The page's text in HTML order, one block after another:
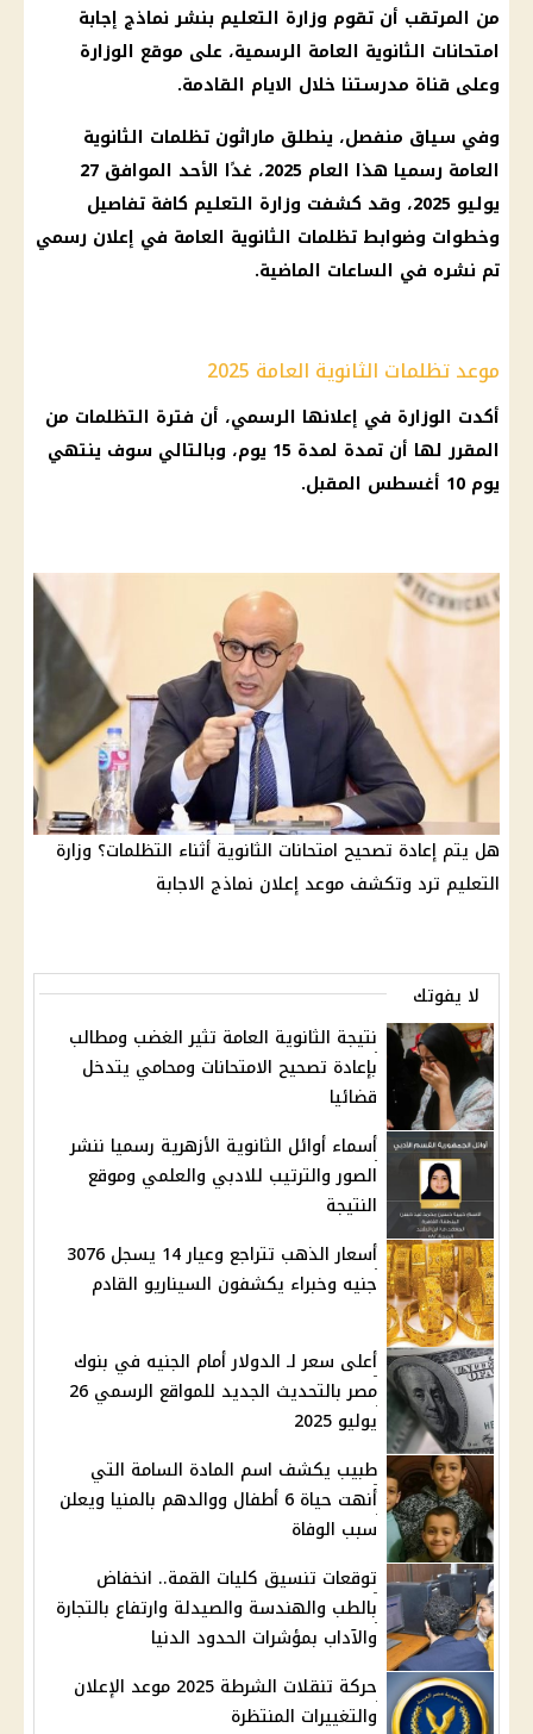
من المرتقب أن تقوم وزارة التعليم بنشر نماذج إجابة
امتحانات الثانوية العامة الرسمية، على موقع الوزارة
وعلى قناة مدرستنا خلال الايام القادمة.
وفي سياق منفصل، ينطلق ماراثون تظلمات الثانوية
العامة
رسميا هذا العام 2025، غدًا الأحد الموافق 27
يوليو 2025، وقد كشفت وزارة
التعليم كافة تفاصيل
وخطوات وضوابط تظلمات الثانوية العامة في إعلان رسمي
تم نشره في الساعات الماضية.
موعد تظلمات الثانوية العامة 2025
أكدت الوزارة في إعلانها الرسمي، أن فترة التظلمات من
المقرر لها أن تمدة لمدة 15 يوم، وبالتالي سوف ينتهي
يوم 10 أغسطس المقبل.
هل يتم إعادة تصحيح امتحانات الثانوية أثناء التظلمات؟ وزارة
التعليم ترد وتكشف موعد إعلان نماذج الاجابة
لا يفوتك
نتيجة الثانوية العامة تثير الغضب ومطالب
بإعادة تصحيح الامتحانات ومحامي يتدخل
قضائيا
أسماء أوائل الثانوية الأزهرية رسميا ننشر
الصور والترتيب للادبي والعلمي وموقع
النتيجة
أسعار الذهب تتراجع وعيار 14 يسجل 3076
جنيه وخبراء يكشفون السيناريو القادم
أعلى سعر لـ الدولار أمام الجنيه في بنوك
مصر بالتحديث الجديد للمواقع الرسمي 26
يوليو 2025
طبيب يكشف اسم المادة السامة التي
أنهت حياة 6 أطفال ووالدهم بالمنيا ويعلن
سبب الوفاة
توقعات تنسيق كليات القمة.. انخفاض
بالطب والهندسة والصيدلة وارتفاع بالتجارة
والآداب بمؤشرات الحدود الدنيا
حركة تنقلات الشرطة 2025 موعد الإعلان
والتغييرات المنتظرة